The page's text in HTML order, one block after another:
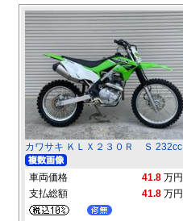
カワサキ ＫＬＸ２３０Ｒ Ｓ 232cc
車両価格 41.8 万円
支払総額
41.8 万円